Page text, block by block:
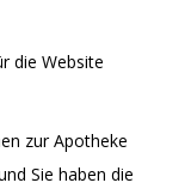
die Website
zur Apotheke
Sie haben die